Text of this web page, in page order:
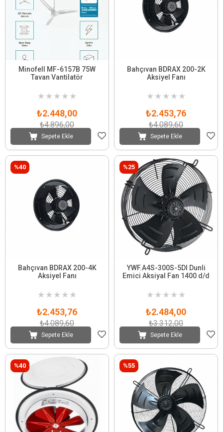
Minofell MF-6157B 75W
Tavan Vantilatör
★ ★ ★ ★ ★
₺2.448,00
₺4.896,00
Sepete Ekle
Bahçıvan BDRAX 200-2K
Aksiyel Fanı
★ ★ ★ ★ ★
₺2.453,76
₺4.089,60
Sepete Ekle
Bahçıvan BDRAX 200-4K
Aksiyel Fanı
★ ★ ★ ★ ★
₺2.453,76
₺4.089,60
Sepete Ekle
%40
YWF.A4S-300S-5DI Dunli
Emici Aksiyal Fan 1400 d/d
★ ★ ★ ★ ★
₺2.484,00
₺3.312,00
Sepete Ekle
%25
%40 %55